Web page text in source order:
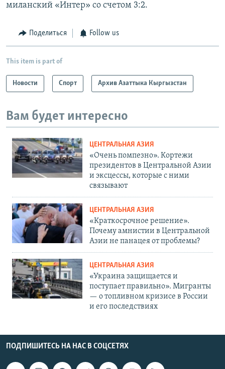
миланский «Интер» со счетом 3:2.
Поделиться Follow us
This item is part of
Новости Спорт Архив Азаттыка Кыргызстан
Вам будет интересно
ЦЕНТРАЛЬНАЯ АЗИЯ
«Очень помпезно». Кортежи
президентов в Центральной Азии
и эксцессы, которые с ними
связывают
ЦЕНТРАЛЬНАЯ АЗИЯ
«Краткосрочное решение».
Почему амнистии в Центральной
Азии не панацея от проблемы?
ЦЕНТРАЛЬНАЯ АЗИЯ
«Украина защищается и
поступает правильно». Мигранты
— о топливном кризисе в России
и его последствиях
ПОДПИШИТЕСЬ НА НАС В СОЦСЕТЯХ